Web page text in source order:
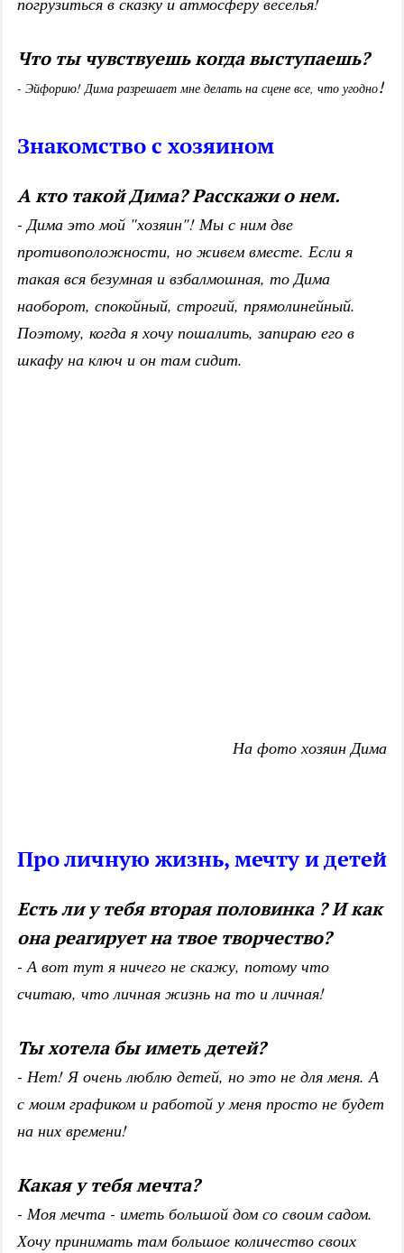
Что ты чувствуешь когда выступаешь?
- Эйфорию! Дима разрешает мне делать на сцене все, что угодно!
Знакомство с хозяином
А кто такой Дима? Расскажи о нем.
- Дима это мой "хозяин"! Мы с ним две
противоположности, но живем вместе. Если я
такая вся безумная и взбалмошная, то Дима
наоборот, спокойный, строгий, прямолинейный.
Поэтому, когда я хочу пошалить, запираю его в
шкафу на ключ и он там сидит.
На фото хозяин Дима
Про личную жизнь, мечту и детей
Есть ли у тебя вторая половинка ? И как
она реагирует на твое творчество?
- А вот тут я ничего не скажу, потому что
считаю, что личная жизнь на то и личная!
Ты хотела бы иметь детей?
- Нет! Я очень люблю детей, но это не для меня. А
с моим графиком и работой у меня просто не будет
на них времени!
Какая у тебя мечта?
- Моя мечта - иметь большой дом со своим садом.
Хочу принимать там большое количество своих